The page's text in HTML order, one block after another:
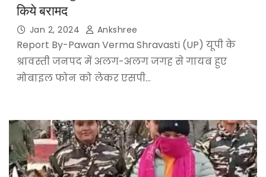
किये बरामद
Jan 2, 2024 Ankshree
Report By-Pawan Verma Shravasti (UP) यूपी के
श्रावस्ती जनपद में अलग-अलग जगह से गायब हुए
मोबाइल फोन को लेकर एसपी…